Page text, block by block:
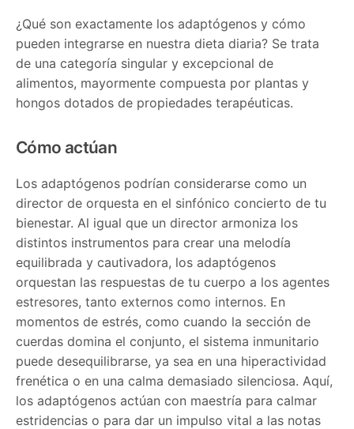
¿Qué son exactamente los adaptógenos y cómo
pueden integrarse en nuestra dieta diaria? Se trata
de una categoría singular y excepcional de
alimentos, mayormente compuesta por plantas y
hongos dotados de propiedades terapéuticas.
Cómo actúan
Los adaptógenos podrían considerarse como un
director de orquesta en el sinfónico concierto de tu
bienestar. Al igual que un director armoniza los
distintos instrumentos para crear una melodía
equilibrada y cautivadora, los adaptógenos
orquestan las respuestas de tu cuerpo a los agentes
estresores, tanto externos como internos. En
momentos de estrés, como cuando la sección de
cuerdas domina el conjunto, el sistema inmunitario
puede desequilibrarse, ya sea en una hiperactividad
frenética o en una calma demasiado silenciosa. Aquí,
los adaptógenos actúan con maestría para calmar
estridencias o para dar un impulso vital a las notas